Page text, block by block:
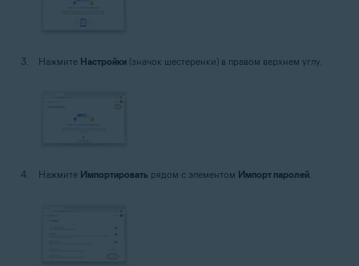
Нажмите Настройки (значок шестеренки) в правом верхнем углу.
Нажмите Импортировать рядом с элементом Импорт паролей.